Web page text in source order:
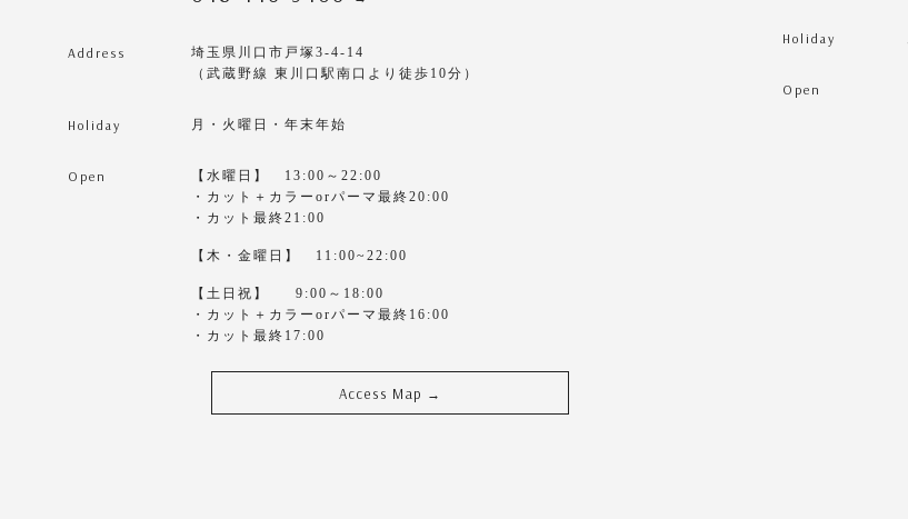
Address
埼玉県川口市戸塚3-4-14
（武蔵野線 東川口駅南口より徒歩10分）
Holiday 月・火曜日・年末年始
Open
【水曜日】 13:00～22:00
・カット＋カラーorパーマ最終20:00
・カット最終21:00
【木・金曜日】 11:00~22:00
【土日祝】 9:00～18:00
・カット＋カラーorパーマ最終16:00
・カット最終17:00
Access Map →
Holiday
Open